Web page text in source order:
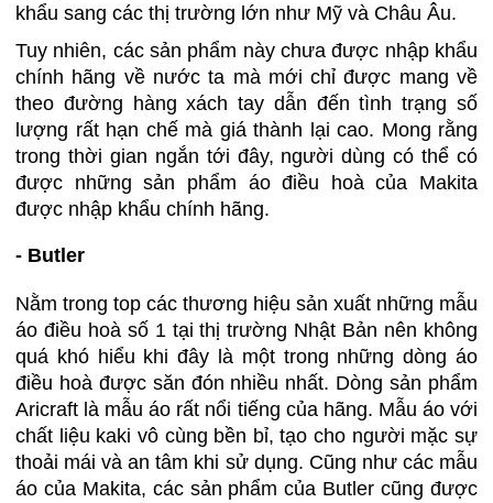
khẩu sang các thị trường lớn như Mỹ và Châu Âu.
Tuy nhiên, các sản phẩm này chưa được nhập khẩu
chính hãng về nước ta mà mới chỉ được mang về
theo đường hàng xách tay dẫn đến tình trạng số
lượng rất hạn chế mà giá thành lại cao. Mong rằng
trong thời gian ngắn tới đây, người dùng có thể có
được những sản phẩm áo điều hoà của Makita
được nhập khẩu chính hãng.
- Butler
Nằm trong top các thương hiệu sản xuất những mẫu
áo điều hoà số 1 tại thị trường Nhật Bản nên không
quá khó hiểu khi đây là một trong những dòng áo
điều hoà được săn đón nhiều nhất. Dòng sản phẩm
Aricraft là mẫu áo rất nổi tiếng của hãng. Mẫu áo với
chất liệu kaki vô cùng bền bỉ, tạo cho người mặc sự
thoải mái và an tâm khi sử dụng. Cũng như các mẫu
áo của Makita, các sản phẩm của Butler cũng được